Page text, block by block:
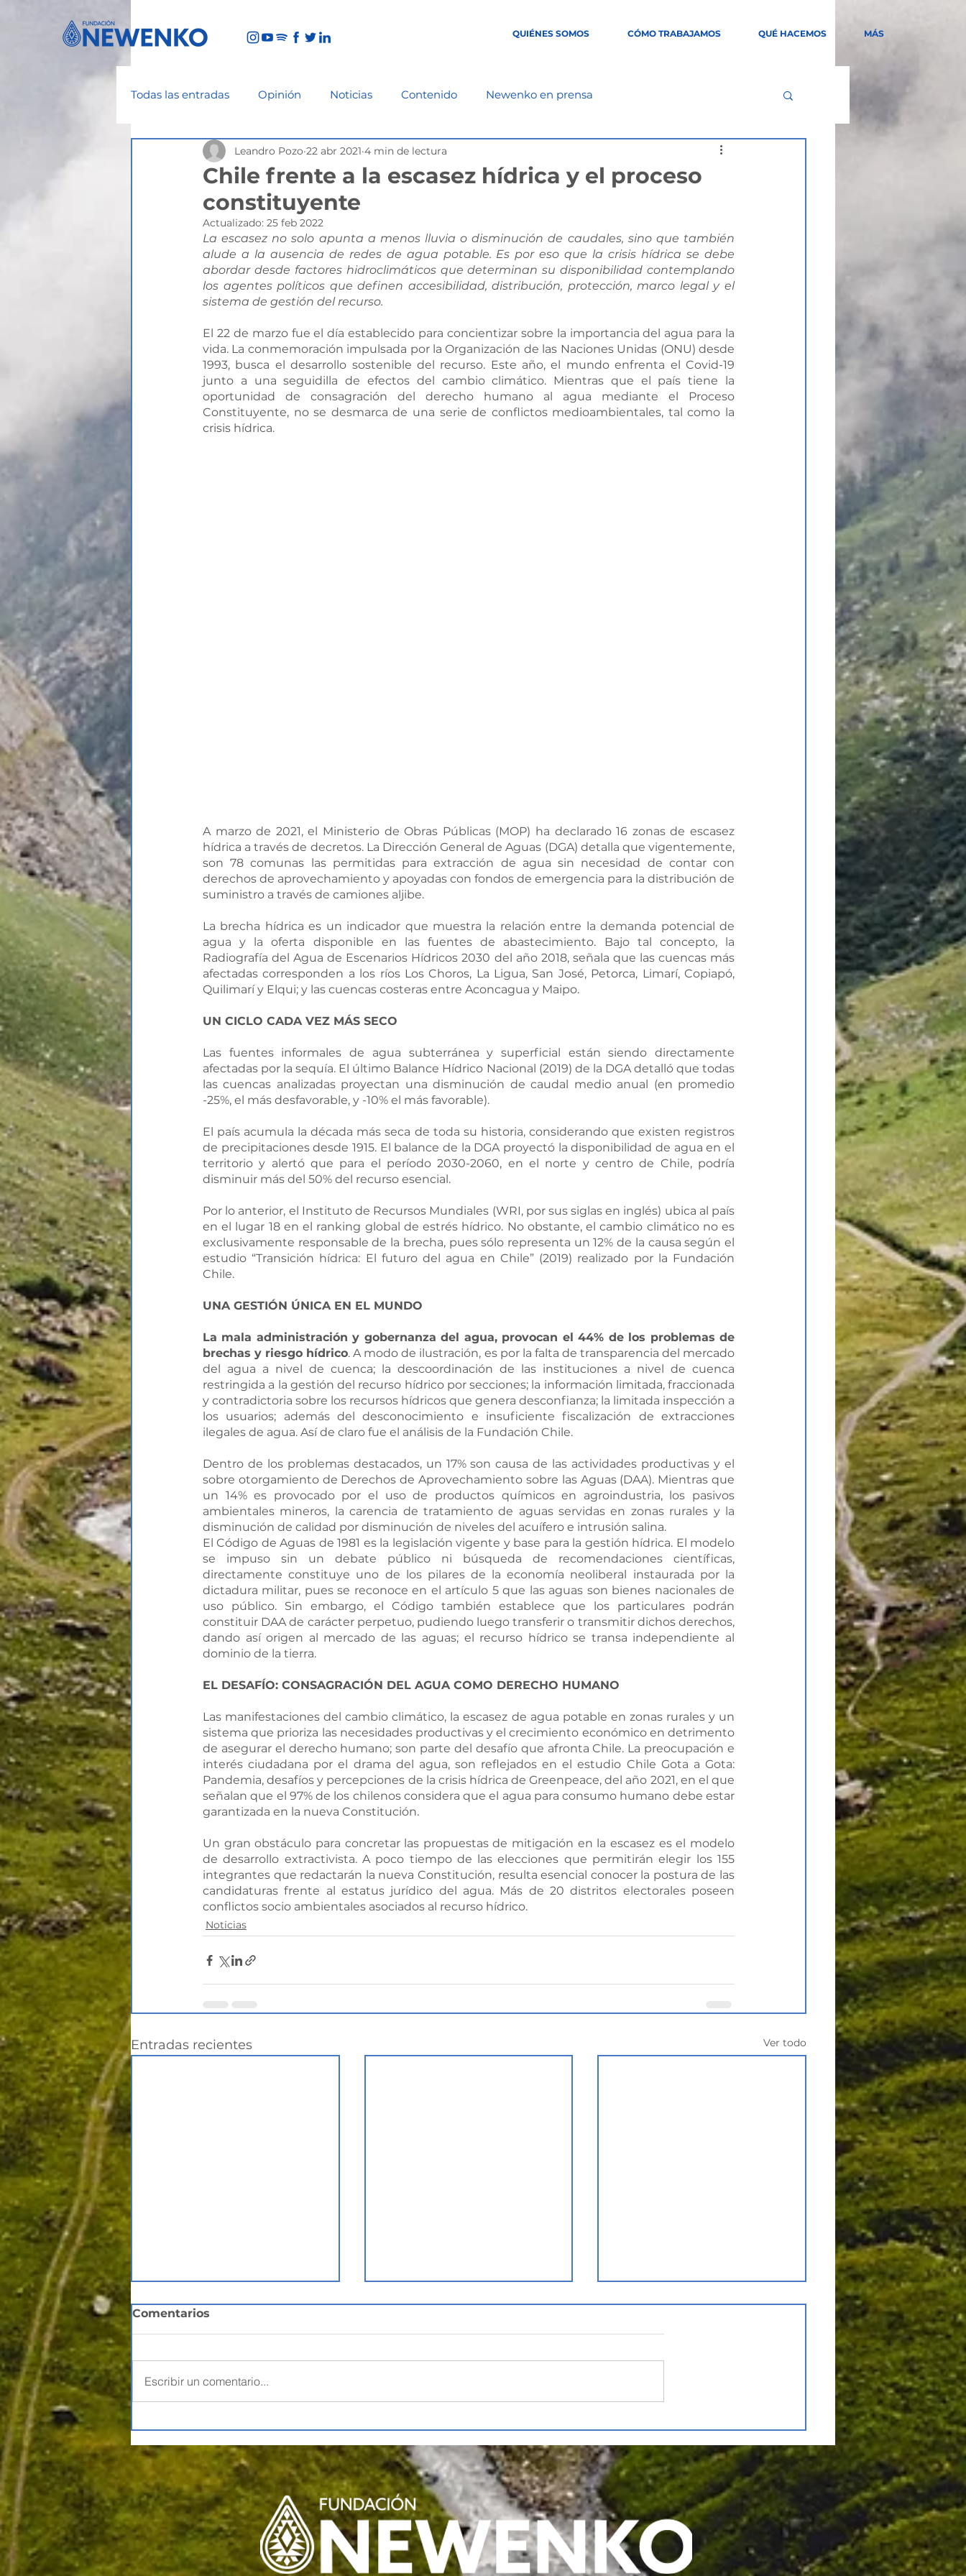
QUIÉNES SOMOS CÓMO TRABAJAMOS QUÉ HACEMOS MÁS
Todas las entradas Opinión Noticias Contenido Newenko en prensa
Chile frente a la escasez hídrica y el proceso
constituyente
Leandro Pozo 22 abr 2021 4 min de lectura
Actualizado: 25 feb 2022
La escasez no solo apunta a menos lluvia o disminución de caudales, sino que también
alude a la ausencia de redes de agua potable. Es por eso que la crisis hídrica se debe
abordar desde factores hidroclimáticos que determinan su disponibilidad contemplando
los agentes políticos que definen accesibilidad, distribución, protección, marco legal y el
sistema de gestión del recurso.
El 22 de marzo fue el día establecido para concientizar sobre la importancia del agua para la
vida. La conmemoración impulsada por la Organización de las Naciones Unidas (ONU) desde
1993, busca el desarrollo sostenible del recurso. Este año, el mundo enfrenta el Covid-19
junto a una seguidilla de efectos del cambio climático. Mientras que el país tiene la
oportunidad de consagración del derecho humano al agua mediante el Proceso
Constituyente, no se desmarca de una serie de conflictos medioambientales, tal como la
crisis hídrica.
A marzo de 2021, el Ministerio de Obras Públicas (MOP) ha declarado 16 zonas de escasez
hídrica a través de decretos. La Dirección General de Aguas (DGA) detalla que vigentemente,
son 78 comunas las permitidas para extracción de agua sin necesidad de contar con
derechos de aprovechamiento y apoyadas con fondos de emergencia para la distribución de
suministro a través de camiones aljibe.
La brecha hídrica es un indicador que muestra la relación entre la demanda potencial de
agua y la oferta disponible en las fuentes de abastecimiento. Bajo tal concepto, la
Radiografía del Agua de Escenarios Hídricos 2030 del año 2018, señala que las cuencas más
afectadas corresponden a los ríos Los Choros, La Ligua, San José, Petorca, Limarí, Copiapó,
Quilimarí y Elqui; y las cuencas costeras entre Aconcagua y Maipo.
UN CICLO CADA VEZ MÁS SECO
Las fuentes informales de agua subterránea y superficial están siendo directamente
afectadas por la sequía. El último Balance Hídrico Nacional (2019) de la DGA detalló que todas
las cuencas analizadas proyectan una disminución de caudal medio anual (en promedio
-25%, el más desfavorable, y -10% el más favorable).
El país acumula la década más seca de toda su historia, considerando que existen registros
de precipitaciones desde 1915. El balance de la DGA proyectó la disponibilidad de agua en el
territorio y alertó que para el período 2030-2060, en el norte y centro de Chile, podría
disminuir más del 50% del recurso esencial.
Por lo anterior, el Instituto de Recursos Mundiales (WRI, por sus siglas en inglés) ubica al país
en el lugar 18 en el ranking global de estrés hídrico. No obstante, el cambio climático no es
exclusivamente responsable de la brecha, pues sólo representa un 12% de la causa según el
estudio “Transición hídrica: El futuro del agua en Chile” (2019) realizado por la Fundación
Chile.
UNA GESTIÓN ÚNICA EN EL MUNDO
La mala administración y gobernanza del agua, provocan el 44% de los problemas de
brechas y riesgo hídrico. A modo de ilustración, es por la falta de transparencia del mercado
del agua a nivel de cuenca; la descoordinación de las instituciones a nivel de cuenca
restringida a la gestión del recurso hídrico por secciones; la información limitada, fraccionada
y contradictoria sobre los recursos hídricos que genera desconfianza; la limitada inspección a
los usuarios; además del desconocimiento e insuficiente fiscalización de extracciones
ilegales de agua. Así de claro fue el análisis de la Fundación Chile.
Dentro de los problemas destacados, un 17% son causa de las actividades productivas y el
sobre otorgamiento de Derechos de Aprovechamiento sobre las Aguas (DAA). Mientras que
un 14% es provocado por el uso de productos químicos en agroindustria, los pasivos
ambientales mineros, la carencia de tratamiento de aguas servidas en zonas rurales y la
disminución de calidad por disminución de niveles del acuífero e intrusión salina.
El Código de Aguas de 1981 es la legislación vigente y base para la gestión hídrica. El modelo
se impuso sin un debate público ni búsqueda de recomendaciones científicas,
directamente constituye uno de los pilares de la economía neoliberal instaurada por la
dictadura militar, pues se reconoce en el artículo 5 que las aguas son bienes nacionales de
uso público. Sin embargo, el Código también establece que los particulares podrán
constituir DAA de carácter perpetuo, pudiendo luego transferir o transmitir dichos derechos,
dando así origen al mercado de las aguas; el recurso hídrico se transa independiente al
dominio de la tierra.
EL DESAFÍO: CONSAGRACIÓN DEL AGUA COMO DERECHO HUMANO
Las manifestaciones del cambio climático, la escasez de agua potable en zonas rurales y un
sistema que prioriza las necesidades productivas y el crecimiento económico en detrimento
de asegurar el derecho humano; son parte del desafío que afronta Chile. La preocupación e
interés ciudadana por el drama del agua, son reflejados en el estudio Chile Gota a Gota:
Pandemia, desafíos y percepciones de la crisis hídrica de Greenpeace, del año 2021, en el que
señalan que el 97% de los chilenos considera que el agua para consumo humano debe estar
garantizada en la nueva Constitución.
Un gran obstáculo para concretar las propuestas de mitigación en la escasez es el modelo
de desarrollo extractivista. A poco tiempo de las elecciones que permitirán elegir los 155
integrantes que redactarán la nueva Constitución, resulta esencial conocer la postura de las
candidaturas frente al estatus jurídico del agua. Más de 20 distritos electorales poseen
conflictos socio ambientales asociados al recurso hídrico.
Noticias
Entradas recientes Ver todo
Aguas: de la legitimidad
a la legalidad
expone en foro sobre
aguas subterráneas
sobre nueva
Subsecretaría de
Recursos Hídricos
Comentarios
Escribir un comentario...